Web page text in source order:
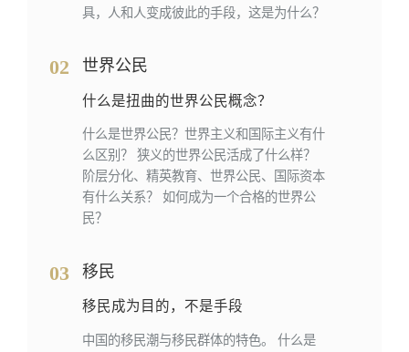
具，人和人变成彼此的手段，这是为什么？
02 世界公民
什么是扭曲的世界公民概念？
什么是世界公民？世界主义和国际主义有什
么区别？ 狭义的世界公民活成了什么样？
阶层分化、精英教育、世界公民、国际资本
有什么关系？ 如何成为一个合格的世界公
民？
03 移民
移民成为目的，不是手段
中国的移民潮与移民群体的特色。 什么是